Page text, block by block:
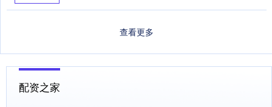
查看更多
配资之家